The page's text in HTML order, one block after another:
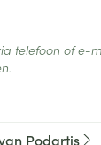
telefoon of e-
Podartis